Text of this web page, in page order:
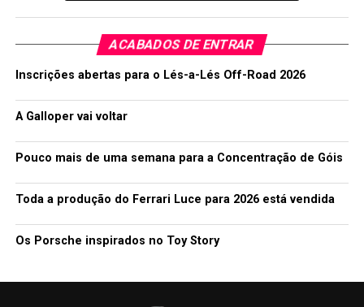
ACABADOS DE ENTRAR
Inscrições abertas para o Lés-a-Lés Off-Road 2026
A Galloper vai voltar
Pouco mais de uma semana para a Concentração de Góis
Toda a produção do Ferrari Luce para 2026 está vendida
Os Porsche inspirados no Toy Story